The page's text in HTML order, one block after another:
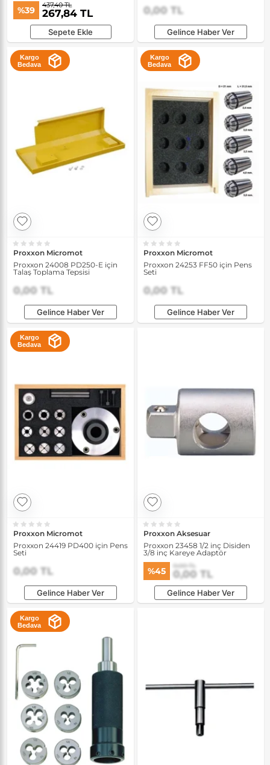
%39 437,40 TL
267,84 TL
Sepete Ekle
0,00 TL
Gelince Haber Ver
Kargo
Bedava
Proxxon Micromot
Proxxon 24008 PD250-E için
Talaş Toplama Tepsisi
0,00 TL
Gelince Haber Ver
Kargo
Bedava
Proxxon Micromot
Proxxon 24253 FF50 için Pens
Seti
0,00 TL
Gelince Haber Ver
Kargo
Bedava
Proxxon Micromot
Proxxon 24419 PD400 için Pens
Seti
0,00 TL
Gelince Haber Ver
Proxxon Aksesuar
Proxxon 23458 1/2 inç Disiden
3/8 inç Kareye Adaptör
%45 0,00 TL
0,00 TL
Gelince Haber Ver
Kargo
Bedava